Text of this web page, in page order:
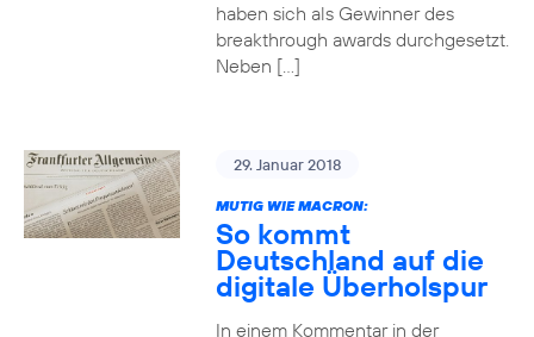
haben sich als Gewinner des
breakthrough awards durchgesetzt.
Neben […]
29. Januar 2018
MUTIG WIE MACRON:
So kommt
Deutschland auf die
digitale Überholspur
In einem Kommentar in der